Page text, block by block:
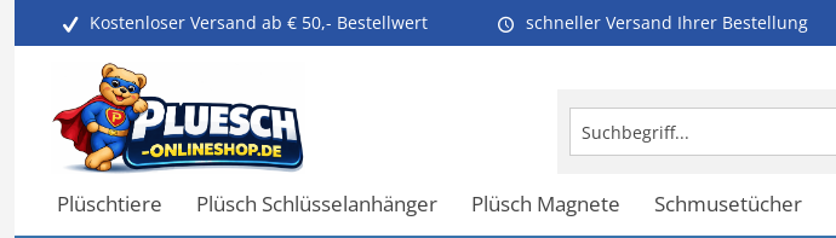
Kostenloser Versand ab € 50,- Bestellwert schneller Versand Ihrer Bestellung
Plüschtiere Plüsch Schlüsselanhänger Plüsch Magnete Schmusetücher